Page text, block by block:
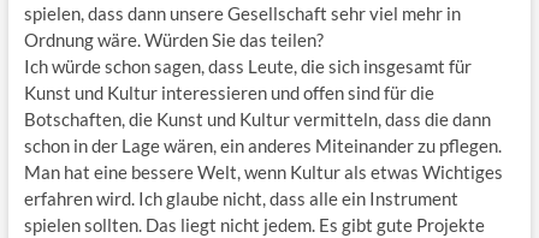
spielen, dass dann unsere Gesellschaft sehr viel mehr in
Ordnung wäre. Würden Sie das teilen?
Ich würde schon sagen, dass Leute, die sich insgesamt für
Kunst und Kultur interessieren und offen sind für die
Botschaften, die Kunst und Kultur vermitteln, dass die dann
schon in der Lage wären, ein anderes Miteinander zu pflegen.
Man hat eine bessere Welt, wenn Kultur als etwas Wichtiges
erfahren wird. Ich glaube nicht, dass alle ein Instrument
spielen sollten. Das liegt nicht jedem. Es gibt gute Projekte